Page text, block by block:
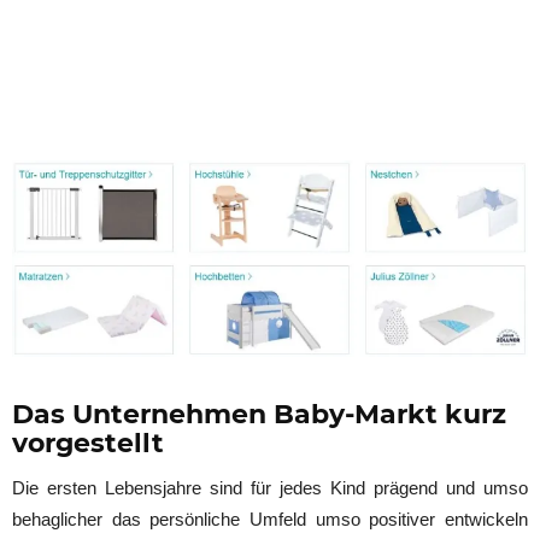
Das Unternehmen Baby-Markt kurz
vorgestellt
Die ersten Lebensjahre sind für jedes Kind prägend und umso
behaglicher das persönliche Umfeld umso positiver entwickeln